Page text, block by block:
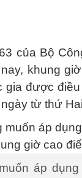
của Bộ
khung
gia được
từ thứ
áp